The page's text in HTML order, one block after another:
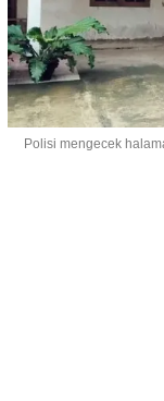
Polisi mengecek